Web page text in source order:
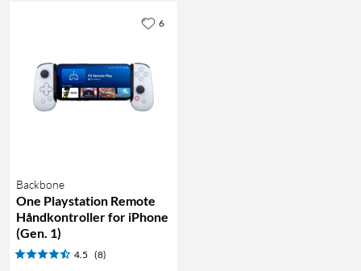
Backbone
One Playstation Remote
Håndkontroller for iPhone
(Gen. 1)
4.5 (8)
6